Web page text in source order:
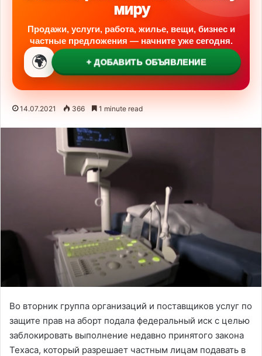
миру
Продажи, услуги, работа, жилье, вещи, бизнес и
частные предложения — начните уже сегодня.
🌍 + ДОБАВИТЬ ОБЪЯВЛЕНИЕ
14.07.2021 366 1 minute read
Во вторник группа организаций и поставщиков услуг по
защите прав на аборт подала федеральный иск с целью
заблокировать выполнение недавно принятого закона
Техаса, который разрешает частным лицам подавать в